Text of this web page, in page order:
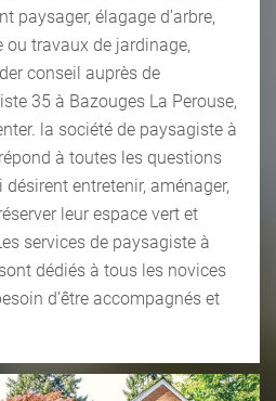
paysager, élagage d’arbre,
travaux de jardinage,
conseil auprès de
35 à Bazouges La Perouse,
la société de paysagiste à
à toutes les questions
entretenir, aménager,
leur espace vert et
services de paysagiste à
dédiés à tous les novices
d’être accompagnés et